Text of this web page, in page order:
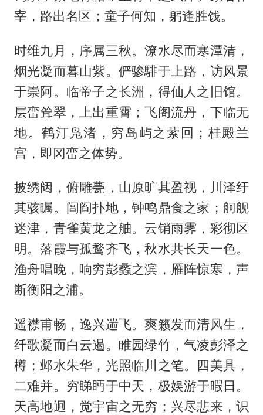
宰，路出名区；童子何知，躬逢胜饯。
时维九月，序属三秋。潦水尽而寒潭清，
烟光凝而暮山紫。俨骖騑于上路，访风景
于崇阿。临帝子之长洲，得仙人之旧馆。
层峦耸翠，上出重霄；飞阁流丹，下临无
地。鹤汀凫渚，穷岛屿之萦回；桂殿兰
宫，即冈峦之体势。
披绣闼，俯雕甍，山原旷其盈视，川泽纡
其骇瞩。闾阎扑地，钟鸣鼎食之家；舸舰
迷津，青雀黄龙之舳。云销雨霁，彩彻区
明。落霞与孤鹜齐飞，秋水共长天一色。
渔舟唱晚，响穷彭蠡之滨，雁阵惊寒，声
断衡阳之浦。
遥襟甫畅，逸兴遄飞。爽籁发而清风生，
纤歌凝而白云遏。睢园绿竹，气凌彭泽之
樽；邺水朱华，光照临川之笔。四美具，
二难并。穷睇眄于中天，极娱游于暇日。
天高地迥，觉宇宙之无穷；兴尽悲来，识